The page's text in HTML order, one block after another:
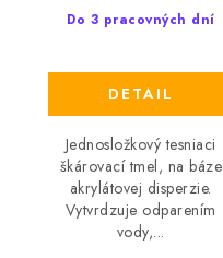
Do 3 pracovných dní
DETAIL
Jednosložkový tesniaci
škárovací tmel, na báze
akrylátovej disperzie.
Vytvrdzuje odparením
vody,...